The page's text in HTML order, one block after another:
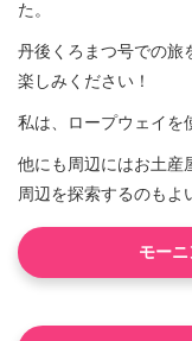
た。
丹後くろまつ号での旅
楽しみください！
私は、ロープウェイを
他にも周辺にはお土産
周辺を探索するのもよ
モー